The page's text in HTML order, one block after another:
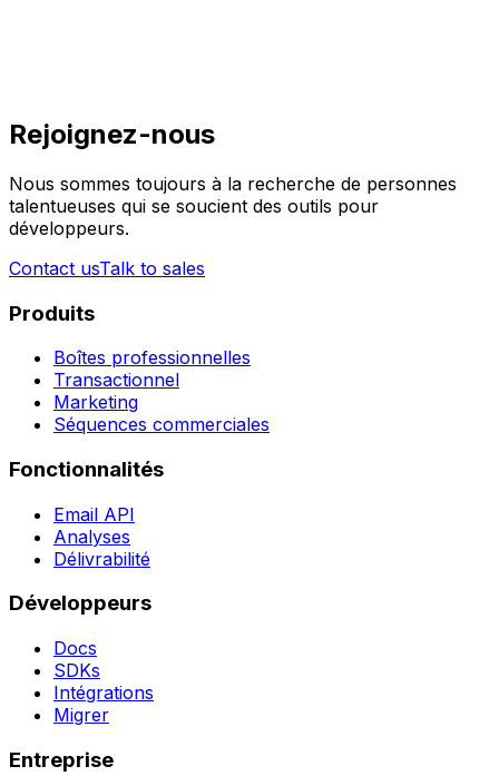
Rejoignez-nous
Nous sommes toujours à la recherche de personnes
talentueuses qui se soucient des outils pour
développeurs.
Contact usTalk to sales
Produits
Boîtes professionnelles
Transactionnel
Marketing
Séquences commerciales
Fonctionnalités
Email API
Analyses
Délivrabilité
Développeurs
Docs
SDKs
Intégrations
Migrer
Entreprise